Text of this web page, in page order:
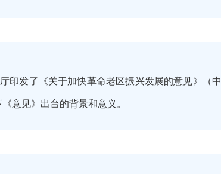
印发了《关于加快革命老区振兴发展的意见》（中
意见》出台的背景和意义。